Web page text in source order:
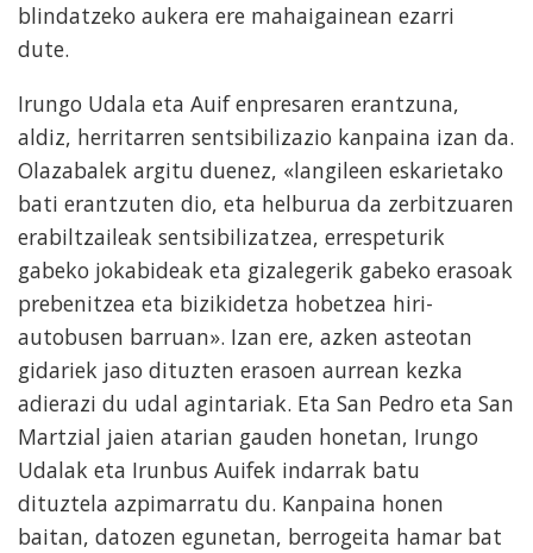
blindatzeko aukera ere mahaigainean ezarri
dute.
Irungo Udala eta Auif enpresaren erantzuna,
aldiz, herritarren sentsibilizazio kanpaina izan da.
Olazabalek argitu duenez, «langileen eskarietako
bati erantzuten dio, eta helburua da zerbitzuaren
erabiltzaileak sentsibilizatzea, errespeturik
gabeko jokabideak eta gizalegerik gabeko erasoak
prebenitzea eta bizikidetza hobetzea hiri-
autobusen barruan». Izan ere, azken asteotan
gidariek jaso dituzten erasoen aurrean kezka
adierazi du udal agintariak. Eta San Pedro eta San
Martzial jaien atarian gauden honetan, Irungo
Udalak eta Irunbus Auifek indarrak batu
dituztela azpimarratu du. Kanpaina honen
baitan, datozen egunetan, berrogeita hamar bat